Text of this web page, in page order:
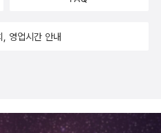
할 때의 표정을 담아 놓았다.큰 아
게 되어서 우선 하이에나가 어떤
, 영업시간 안내